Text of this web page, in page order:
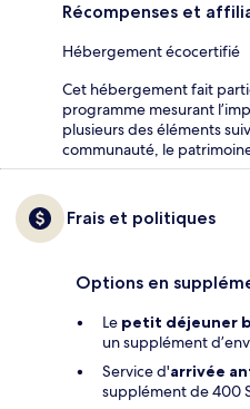
Récompenses et
Hébergement écocertifié
Cet hébergement fait
programme mesurant
plusieurs des éléments
communauté, le
Frais et politiques
Options en
Le petit déjeuner
un supplément
Service d'arrivée
supplément de 400